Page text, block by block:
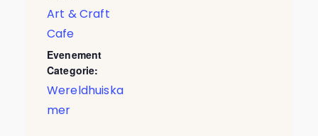
Art & Craft
Cafe
Evenement
Categorie:
Wereldhuiska
mer